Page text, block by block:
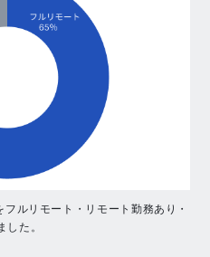
ルリモート・リモート勤務あり・
た。